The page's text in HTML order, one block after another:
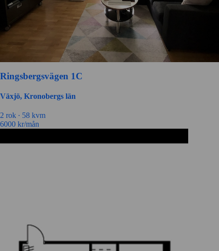
Ringsbergsvägen 1C
Växjö, Kronobergs län
2 rok ∙ 58 kvm
6000 kr/mån